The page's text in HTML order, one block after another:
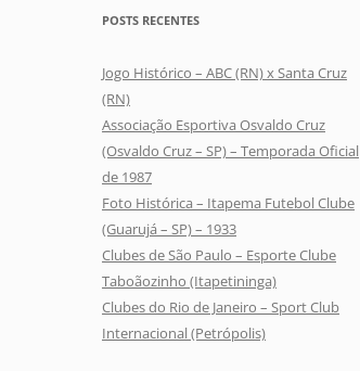
POSTS RECENTES
Jogo Histórico – ABC (RN) x Santa Cruz
(RN)
Associação Esportiva Osvaldo Cruz
(Osvaldo Cruz – SP) – Temporada Oficial
de 1987
Foto Histórica – Itapema Futebol Clube
(Guarujá – SP) – 1933
Clubes de São Paulo – Esporte Clube
Taboãozinho (Itapetininga)
Clubes do Rio de Janeiro – Sport Club
Internacional (Petrópolis)